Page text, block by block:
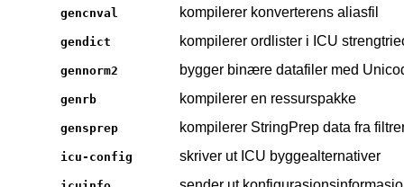
gencnval kompilerer konverterens aliasfil
gendict kompilerer ordlister i ICU
gennorm2 bygger binære datafiler med
genrb kompilerer en ressurspakke
gensprep kompilerer StringPrep data fra
icu-config skriver ut ICU byggealternativer